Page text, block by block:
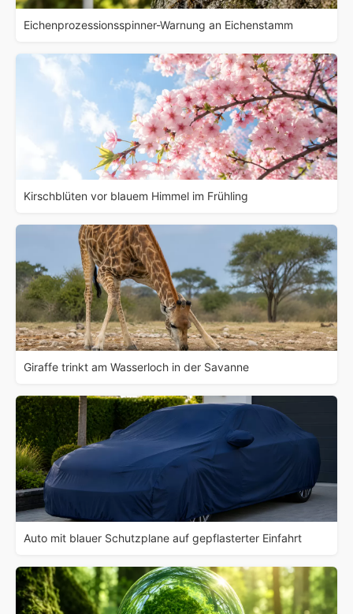
Eichenprozessionsspinner-Warnung an Eichenstamm
Kirschblüten vor blauem Himmel im Frühling
Giraffe trinkt am Wasserloch in der Savanne
Auto mit blauer Schutzplane auf gepflasterter Einfahrt